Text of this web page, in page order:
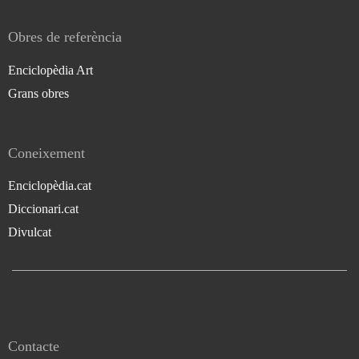
Obres de referència
Enciclopèdia Art
Grans obres
Coneixement
Enciclopèdia.cat
Diccionari.cat
Divulcat
Contacte